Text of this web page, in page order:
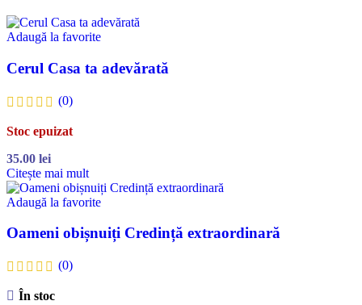
Adaugă la favorite
Cerul Casa ta adevărată
(0)
Stoc epuizat
35.00 lei
Citește mai mult
Adaugă la favorite
Oameni obișnuiți Credință extraordinară
(0)
În stoc